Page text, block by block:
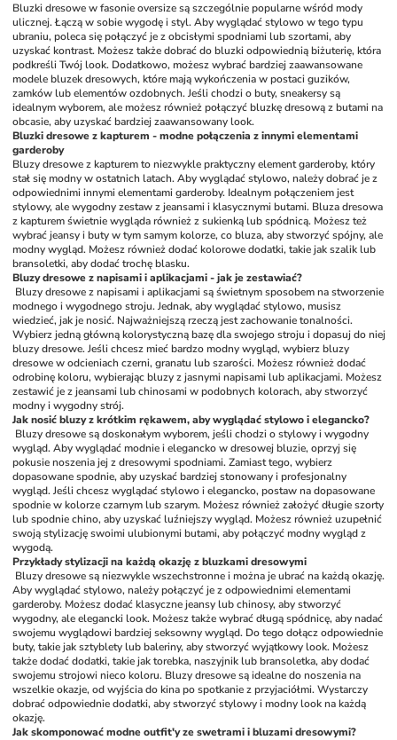
Bluzki dresowe w fasonie oversize są szczególnie popularne wśród mody
ulicznej. Łączą w sobie wygodę i styl. Aby wyglądać stylowo w tego typu
ubraniu, poleca się połączyć je z obcisłymi spodniami lub szortami, aby
uzyskać kontrast. Możesz także dobrać do bluzki odpowiednią biżuterię, która
podkreśli Twój look. Dodatkowo, możesz wybrać bardziej zaawansowane
modele bluzek dresowych, które mają wykończenia w postaci guzików,
zamków lub elementów ozdobnych. Jeśli chodzi o buty, sneakersy są
idealnym wyborem, ale możesz również połączyć bluzkę dresową z butami na
obcasie, aby uzyskać bardziej zaawansowany look.
Bluzki dresowe z kapturem - modne połączenia z innymi elementami
garderoby
Bluzy dresowe z kapturem to niezwykle praktyczny element garderoby, który
stał się modny w ostatnich latach. Aby wyglądać stylowo, należy dobrać je z
odpowiednimi innymi elementami garderoby. Idealnym połączeniem jest
stylowy, ale wygodny zestaw z jeansami i klasycznymi butami. Bluza dresowa
z kapturem świetnie wygląda również z sukienką lub spódnicą. Możesz też
wybrać jeansy i buty w tym samym kolorze, co bluza, aby stworzyć spójny, ale
modny wygląd. Możesz również dodać kolorowe dodatki, takie jak szalik lub
bransoletki, aby dodać trochę blasku.
Bluzy dresowe z napisami i aplikacjami - jak je zestawiać?
Bluzy dresowe z napisami i aplikacjami są świetnym sposobem na stworzenie
modnego i wygodnego stroju. Jednak, aby wyglądać stylowo, musisz
wiedzieć, jak je nosić. Najważniejszą rzeczą jest zachowanie tonalności.
Wybierz jedną główną kolorystyczną bazę dla swojego stroju i dopasuj do niej
bluzy dresowe. Jeśli chcesz mieć bardzo modny wygląd, wybierz bluzy
dresowe w odcieniach czerni, granatu lub szarości. Możesz również dodać
odrobinę koloru, wybierając bluzy z jasnymi napisami lub aplikacjami. Możesz
zestawić je z jeansami lub chinosami w podobnych kolorach, aby stworzyć
modny i wygodny strój.
Jak nosić bluzy z krótkim rękawem, aby wyglądać stylowo i elegancko?
Bluzy dresowe są doskonałym wyborem, jeśli chodzi o stylowy i wygodny
wygląd. Aby wyglądać modnie i elegancko w dresowej bluzie, oprzyj się
pokusie noszenia jej z dresowymi spodniami. Zamiast tego, wybierz
dopasowane spodnie, aby uzyskać bardziej stonowany i profesjonalny
wygląd. Jeśli chcesz wyglądać stylowo i elegancko, postaw na dopasowane
spodnie w kolorze czarnym lub szarym. Możesz również założyć długie szorty
lub spodnie chino, aby uzyskać luźniejszy wygląd. Możesz również uzupełnić
swoją stylizację swoimi ulubionymi butami, aby połączyć modny wygląd z
wygodą.
Przykłady stylizacji na każdą okazję z bluzkami dresowymi
Bluzy dresowe są niezwykle wszechstronne i można je ubrać na każdą okazję.
Aby wyglądać stylowo, należy połączyć je z odpowiednimi elementami
garderoby. Możesz dodać klasyczne jeansy lub chinosy, aby stworzyć
wygodny, ale elegancki look. Możesz także wybrać długą spódnicę, aby nadać
swojemu wyglądowi bardziej seksowny wygląd. Do tego dołącz odpowiednie
buty, takie jak sztyblety lub baleriny, aby stworzyć wyjątkowy look. Możesz
także dodać dodatki, takie jak torebka, naszyjnik lub bransoletka, aby dodać
swojemu strojowi nieco koloru. Bluzy dresowe są idealne do noszenia na
wszelkie okazje, od wyjścia do kina po spotkanie z przyjaciółmi. Wystarczy
dobrać odpowiednie dodatki, aby stworzyć stylowy i modny look na każdą
okazję.
Jak skomponować modne outfit'y ze swetrami i bluzami dresowymi?